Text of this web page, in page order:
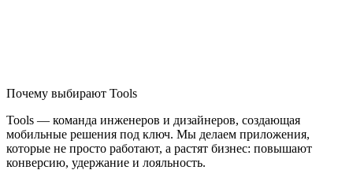
Почему выбирают Tools
Tools — команда инженеров и дизайнеров, создающая
мобильные решения под ключ. Мы делаем приложения,
которые не просто работают, а растят бизнес: повышают
конверсию, удержание и лояльность.